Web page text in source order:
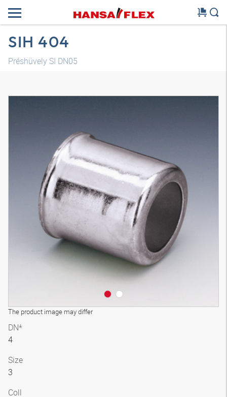
SIH 404
Préshüvely SI DN05
The product image may differ
DN*
4
Size
3
Coll